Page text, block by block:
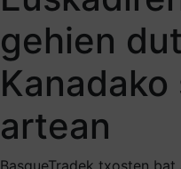
gehien
artean
BasqueTradek txosten